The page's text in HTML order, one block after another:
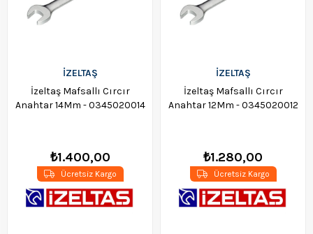
İZELTAŞ
İzeltaş Mafsallı Cırcır
Anahtar 14Mm - 0345020014
₺1.400,00
Ücretsiz Kargo
İZELTAŞ
İzeltaş Mafsallı Cırcır
Anahtar 12Mm - 0345020012
₺1.280,00
Ücretsiz Kargo